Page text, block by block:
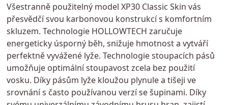
Všestranně použitelný model XP30 Classic Skin vás
přesvědčí svou karbonovou konstrukcí s komfortním
skluzem. Technologie HOLLOWTECH zaručuje
energeticky úsporný běh, snižuje hmotnost a vytváří
perfektně vyvážené lyže. Technologie stoupacích pásů
umožňuje optimální stoupavost zcela bez použití
vosku. Díky pásům lyže kloužou plynule a tišeji ve
srovnání s často používanou verzí se šupinami. Díky